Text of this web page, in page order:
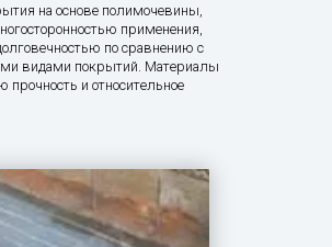
на основе полимочевины,
применения,
по сравнению с
видами покрытий. Материалы
и относительное